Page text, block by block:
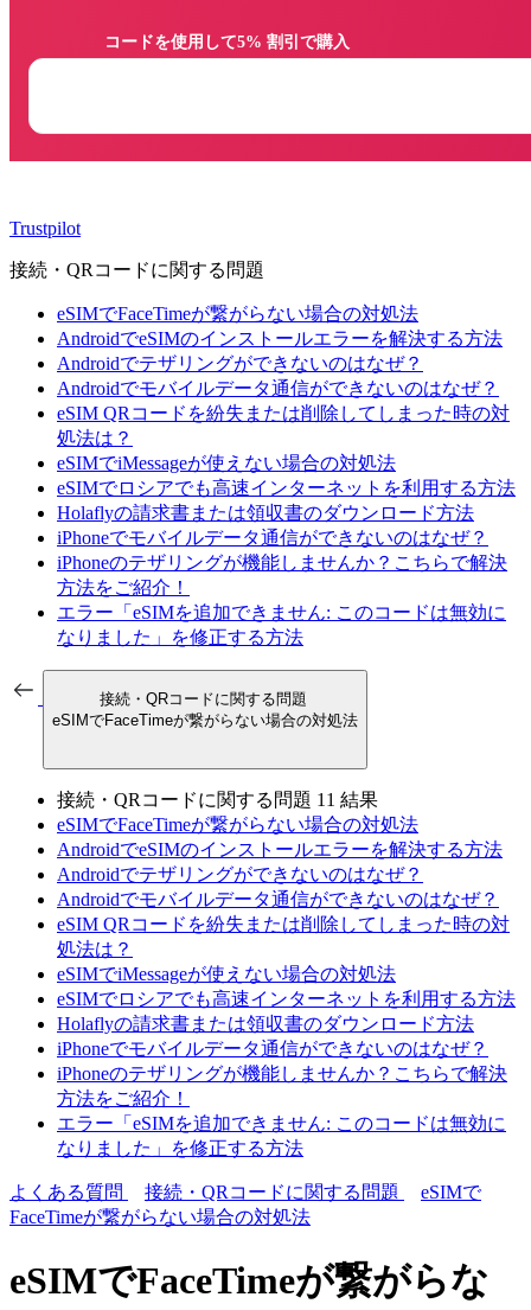
Trustpilot
接続・QRコードに関する問題
eSIMでFaceTimeが繋がらない場合の対処法
AndroidでeSIMのインストールエラーを解決する方法
Androidでテザリングができないのはなぜ？
Androidでモバイルデータ通信ができないのはなぜ？
eSIM QRコードを紛失または削除してしまった時の対
処法は？
eSIMでiMessageが使えない場合の対処法
eSIMでロシアでも高速インターネットを利用する方法
Holaflyの請求書または領収書のダウンロード方法
iPhoneでモバイルデータ通信ができないのはなぜ？
iPhoneのテザリングが機能しませんか？こちらで解決
方法をご紹介！
エラー「eSIMを追加できません: このコードは無効に
なりました」を修正する方法
接続・QRコードに関する問題
eSIMでFaceTimeが繋がらない場合の対処法
接続・QRコードに関する問題 11 結果
eSIMでFaceTimeが繋がらない場合の対処法
AndroidでeSIMのインストールエラーを解決する方法
Androidでテザリングができないのはなぜ？
Androidでモバイルデータ通信ができないのはなぜ？
eSIM QRコードを紛失または削除してしまった時の対
処法は？
eSIMでiMessageが使えない場合の対処法
eSIMでロシアでも高速インターネットを利用する方法
Holaflyの請求書または領収書のダウンロード方法
iPhoneでモバイルデータ通信ができないのはなぜ？
iPhoneのテザリングが機能しませんか？こちらで解決
方法をご紹介！
エラー「eSIMを追加できません: このコードは無効に
なりました」を修正する方法
よくある質問 接続・QRコードに関する問題
eSIMで
FaceTimeが繋がらない場合の対処法
eSIMでFaceTimeが繋がらな